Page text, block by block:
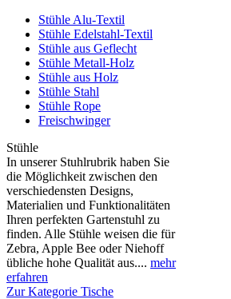
Stühle Alu-Textil
Stühle Edelstahl-Textil
Stühle aus Geflecht
Stühle Metall-Holz
Stühle aus Holz
Stühle Stahl
Stühle Rope
Freischwinger
Stühle
In unserer Stuhlrubrik haben Sie
die Möglichkeit zwischen den
verschiedensten Designs,
Materialien und Funktionalitäten
Ihren perfekten Gartenstuhl zu
finden. Alle Stühle weisen die für
Zebra, Apple Bee oder Niehoff
übliche hohe Qualität aus.... mehr
erfahren
Zur Kategorie Tische